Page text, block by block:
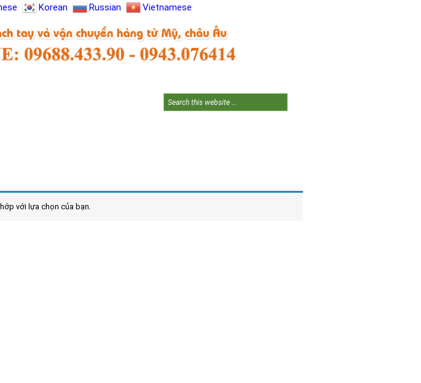
Korean Russian Vietnamese
với lựa chọn của bạn.